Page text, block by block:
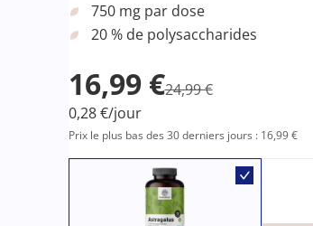
750 mg par dose
20 % de polysaccharides
16,99 €24,99 €
0,28 €/jour
Prix le plus bas des 30 derniers jours : 16,99 €